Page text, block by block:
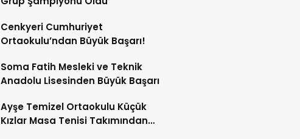
Cenkyeri Cumhuriyet
Ortaokulu’ndan Büyük Başarı!
Soma Fatih Mesleki ve Teknik
Anadolu Lisesinden Büyük Başarı
Ayşe Temizel Ortaokulu Küçük
Kızlar Masa Tenisi Takımından